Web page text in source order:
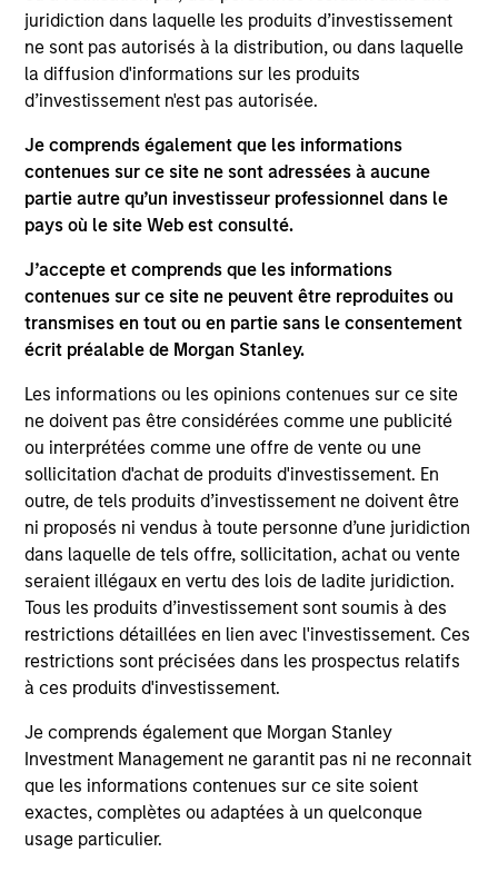
juridiction dans laquelle les produits d’investissement
ne sont pas autorisés à la distribution, ou dans laquelle
la diffusion d'informations sur les produits
d’investissement n'est pas autorisée.
Je comprends également que les informations
contenues sur ce site ne sont adressées à aucune
partie autre qu’un investisseur professionnel dans le
pays où le site Web est consulté.
J’accepte et comprends que les informations
contenues sur ce site ne peuvent être reproduites ou
transmises en tout ou en partie sans le consentement
écrit préalable de Morgan Stanley.
Les informations ou les opinions contenues sur ce site
ne doivent pas être considérées comme une publicité
ou interprétées comme une offre de vente ou une
sollicitation d'achat de produits d'investissement. En
outre, de tels produits d’investissement ne doivent être
ni proposés ni vendus à toute personne d’une juridiction
dans laquelle de tels offre, sollicitation, achat ou vente
seraient illégaux en vertu des lois de ladite juridiction.
Tous les produits d’investissement sont soumis à des
restrictions détaillées en lien avec l'investissement. Ces
restrictions sont précisées dans les prospectus relatifs
à ces produits d'investissement.
Je comprends également que Morgan Stanley
Investment Management ne garantit pas ni ne reconnait
que les informations contenues sur ce site soient
exactes, complètes ou adaptées à un quelconque
usage particulier.
par des responsables expérimentés
Chaque équipe possède une approche et un
point de vue distincts, sans contrainte imposée
Nos recherches pertinentes sur le
développement durable sont intégrées à divers
produits actions.
2
Perspectives diverses
Des ressources et des réseaux exceptionnels
Culture de curiosité et de collaboration
3
Stratégie
Zones géographiques et styles
d’investissement
Large éventail d'appétences au risque pour
répondre aux besoins des clients